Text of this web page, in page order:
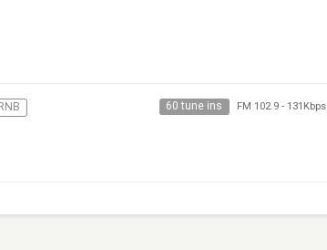
RNB 60 tune ins FM 102.9- 131Kbps